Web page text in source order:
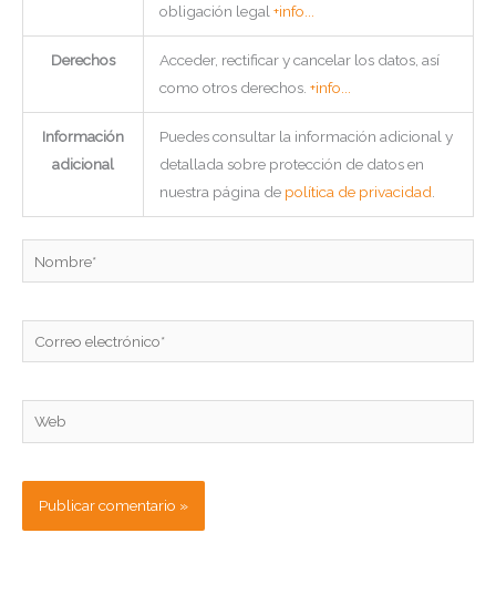
obligación legal +info...
Derechos
Acceder, rectificar y cancelar los datos, así
como otros derechos. +info...
Información
adicional
Puedes consultar la información adicional y
detallada sobre protección de datos en
nuestra página de política de privacidad
Nombre*
electrónico*